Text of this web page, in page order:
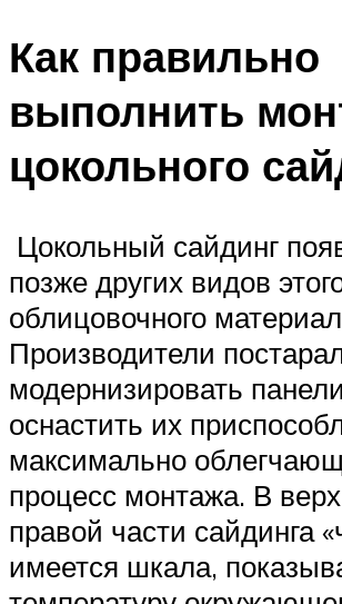
Как правильно
выполнить
цокольного
Цокольный сайдинг
позже других видов
облицовочного
Производители
модернизировать
оснастить их
максимально
процесс монтажа. В
правой части сайдинга
имеется шкала,